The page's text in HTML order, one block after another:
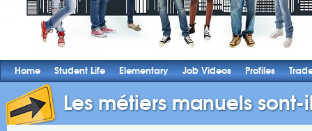
Home Student Life Elementary Job Videos Profiles
Les métiers manuels